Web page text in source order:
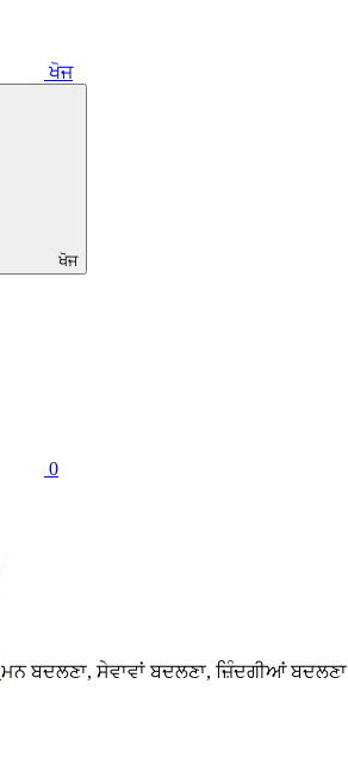
ਖੋਜ
ਖੋਜ
0
ਮਨ ਬਦਲਣਾ, ਸੇਵਾਵਾਂ ਬਦਲਣਾ, ਜ਼ਿੰਦਗੀਆਂ ਬਦਲਣਾ